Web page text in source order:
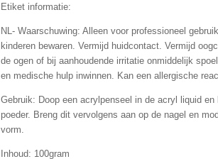
Etiket informatie:
NL- Waarschuwing: Alleen voor professioneel
kinderen bewaren. Vermijd huidcontact. Vermijd
de ogen of bij aanhoudende irritatie onmiddelijk
en medische hulp inwinnen. Kan een allergische
Gebruik: Doop een acrylpenseel in de acryl liquid
poeder. Breng dit vervolgens aan op de nagel en
vorm.
Inhoud: 100gram